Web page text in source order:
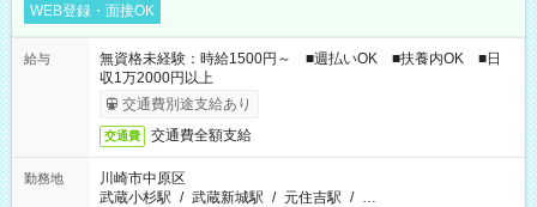
WEB登録・面接OK
給与
無資格未経験：時給1500円～ ■週払いOK ■扶養内OK ■日
収1万2000円以上
交通費別途支給あり
交通費 交通費全額支給
勤務地
川崎市中原区
武蔵小杉駅 / 武蔵新城駅 / 元住吉駅 / …